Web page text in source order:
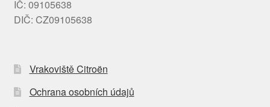
IČ: 09105638
DIČ: CZ09105638
Vrakoviště Citroën
Ochrana osobních údajů